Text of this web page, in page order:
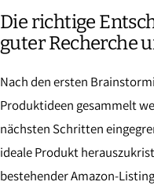
Die richtige
guter Recherche
Nach den ersten
Produktideen gesammelt
nächsten Schritten
ideale Produkt
bestehender Amazon-